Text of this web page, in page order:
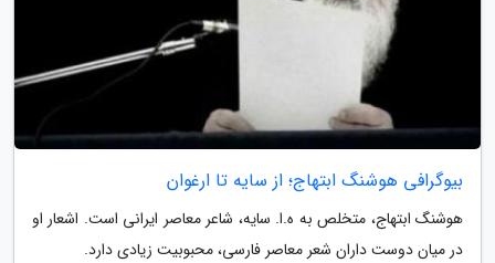
بیوگرافی هوشنگ ابتهاج؛ از سایه تا ارغوان
هوشنگ ابتهاج، متخلص به ه.ا. سایه، شاعر معاصر ایرانی است. اشعار او
در میان دوست داران شعر معاصر فارسی، محبوبیت زیادی دارد.